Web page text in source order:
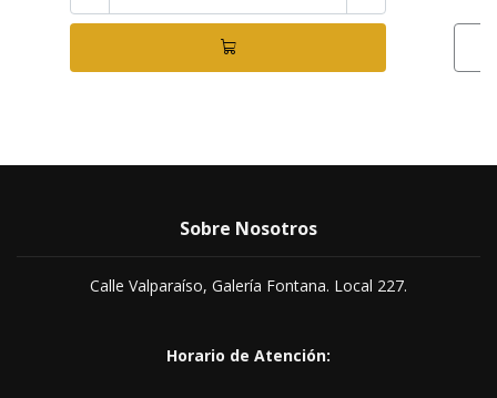
Sobre Nosotros
Calle Valparaíso, Galería Fontana. Local 227.
Horario de Atención: